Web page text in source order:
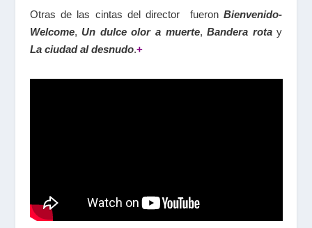
Otras de las cintas del director fueronBienvenido-
Welcome, Un dulce olor a muerte,Bandera rotay
La ciudad al desnudo.+